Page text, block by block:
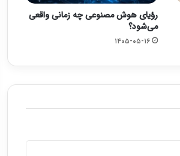
رؤیای هوش مصنوعی چه زمانی واقعی
می‌شود؟
۱۴۰۵-۰۵-۱۶